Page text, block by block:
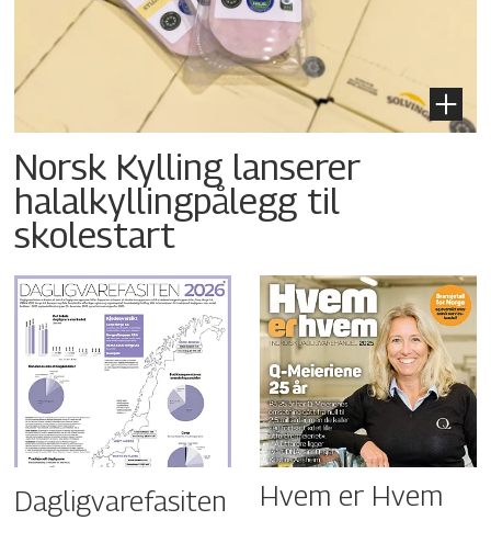
Norsk Kylling lanserer
halalkyllingpålegg til
skolestart
Dagligvarefasiten Hvem er Hvem